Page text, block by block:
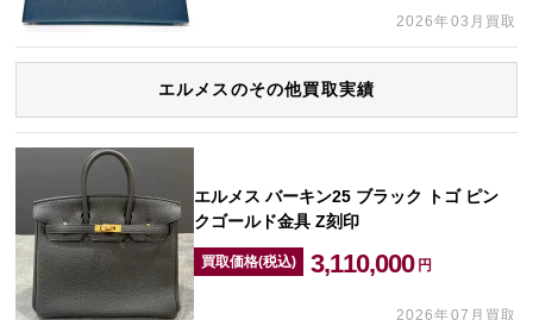
2026年03月買取
エルメスのその他買取実績
エルメス バーキン25 ブラック トゴ ピン
クゴールド金具 Z刻印
買取価格(税込) 3,110,000 円
2026年07月買取